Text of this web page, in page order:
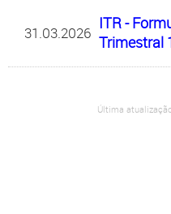
31.03.2026 ITR -
Trimestral
Última